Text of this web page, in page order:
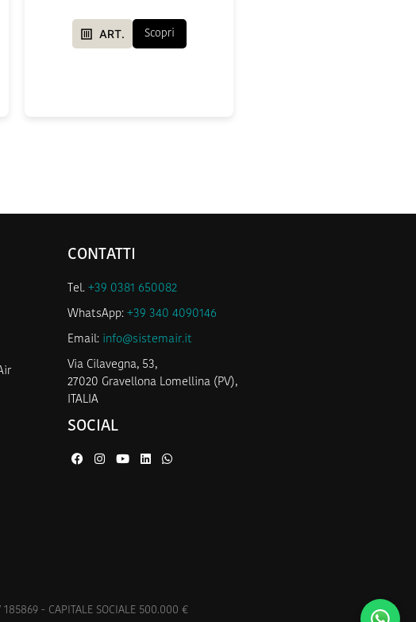
ART. Scopri
CONTATTI
Tel.+39 0381 650082
WhatsApp:+39 340 4090146
Email: info@sistemair.it
Via Cilavegna, 53,
27020 Gravellona Lomellina (PV),
ITALIA
SOCIAL
185869 - CAPITALE SOCIALE 500.000 €